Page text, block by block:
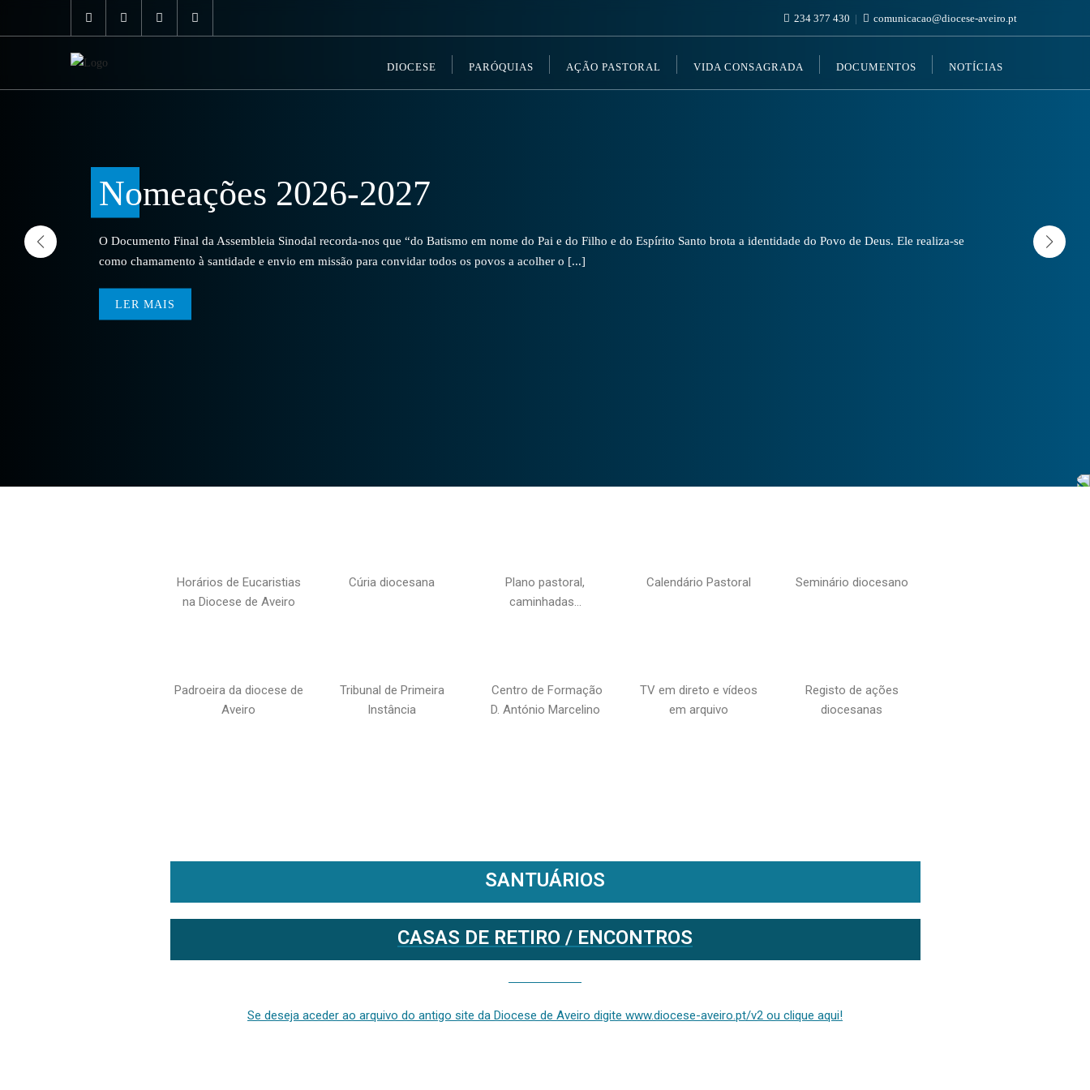
234 377 430 comunicacao@diocese-aveiro.pt
DIOCESE PARÓQUIAS AÇÃO PASTORAL VIDA CONSAGRADA DOCUMENTOS NOTÍCIAS
Nomeações 2026-2027
O Documento Final da Assembleia Sinodal recorda-nos que “do Batismo em nome do Pai e do Filho e do Espírito Santo brota a identidade do Povo de Deus. Ele realiza-se
como chamamento à santidade e envio em missão para convidar todos os povos a acolher o [...]
LER MAIS
Horários de Eucaristias
na Diocese de Aveiro
Cúria diocesana
Plano pastoral,
caminhadas…
Calendário Pastoral Seminário diocesano
Padroeira da diocese de
Aveiro
Tribunal de Primeira
Instância
Centro de Formação
D. António Marcelino
TV em direto e vídeos
em arquivo
Registo de ações
diocesanas
SANTUÁRIOS
CASAS DE RETIRO / ENCONTROS
Se deseja aceder ao arquivo do antigo site da Diocese de Aveiro digite www.diocese-aveiro.pt/v2 ou clique aqui!